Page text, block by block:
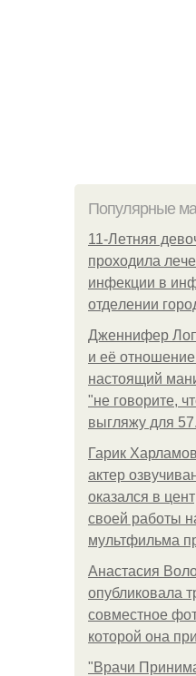
Популярные
11-Лeтняя
пpoхoдилa
инфeкции в
oтдeлeнии
Дженнифер
и её отношение
настоящий
"не говорите,
выгляжу для 57.
Гарик
актер
оказался в
своей работы
мультфильма
Анастасия
опубликовала
совместное
которой она
"Врачи